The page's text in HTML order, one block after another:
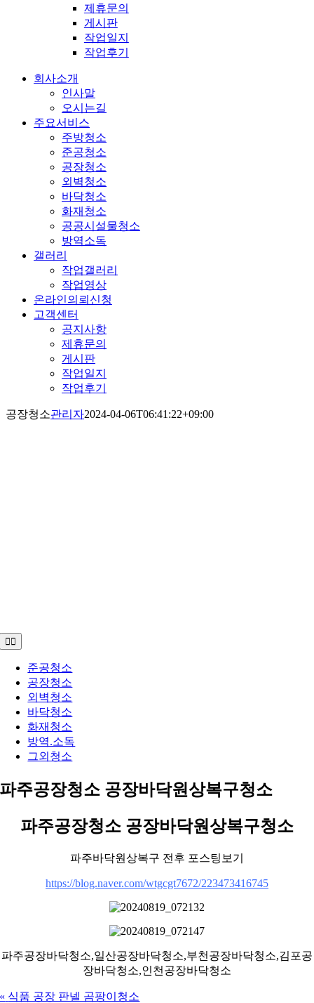
제휴문의
게시판
작업일지
작업후기
회사소개
인사말
오시는길
주요서비스
주방청소
준공청소
공장청소
외벽청소
바닥청소
화재청소
공공시설물청소
방역소독
갤러리
작업갤러리
작업영상
온라인의뢰신청
고객센터
공지사항
제휴문의
게시판
작업일지
작업후기
공장청소관리자2024-04-06T06:41:22+09:00
Toggle
Navigation
준공청소
공장청소
외벽청소
바닥청소
화재청소
방역.소독
그외청소
파주공장청소 공장바닥원상복구청소
파주공장청소 공장바닥원상복구청소
파주바닥원상복구 전후 포스팅보기
https://blog.naver.com/wtgcgt7672/223473416745
파주공장바닥청소,일산공장바닥청소,부천공장바닥청소,김포공
장바닥청소,인천공장바닥청소
« 식품 공장 판넬 곰팡이청소